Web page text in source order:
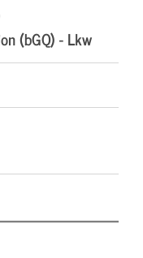
(bGQ) - Lkw